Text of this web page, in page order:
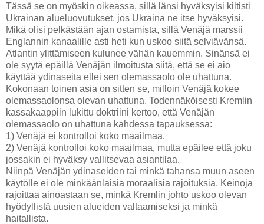
Tässä se on myöskin oikeassa, sillä länsi hyväksyisi kiltisti
Ukrainan alueluovutukset, jos Ukraina ne itse hyväksyisi.
Mikä olisi pelkästään ajan ostamista, sillä Venäjä marssii
Englannin kanaalille asti heti kun uskoo siitä selviävänsä.
Atlantin ylittämiseen kulunee vähän kauemmin. Sinänsä ei
ole syytä epäillä Venäjän ilmoitusta siitä, että se ei aio
käyttää ydinaseita ellei sen olemassaolo ole uhattuna.
Kokonaan toinen asia on sitten se, milloin Venäjä kokee
olemassaolonsa olevan uhattuna. Todennäköisesti Kremlin
kassakaappiin lukittu doktriini kertoo, että Venäjän
olemassaolo on uhattuna kahdessa tapauksessa:
1) Venäjä ei kontrolloi koko maailmaa.
2) Venäjä kontrolloi koko maailmaa, mutta epäilee että joku
jossakin ei hyväksy vallitsevaa asiantilaa.
Niinpä Venäjän ydinaseiden tai minkä tahansa muun aseen
käytölle ei ole minkäänlaisia moraalisia rajoituksia. Keinoja
rajoittaa ainoastaan se, minkä Kremlin johto uskoo olevan
hyödyllistä uusien alueiden valtaamiseksi ja minkä
haitallista.